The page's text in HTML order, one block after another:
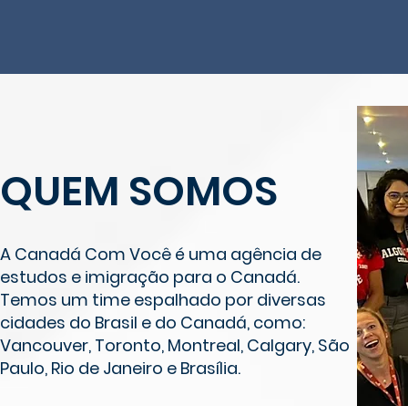
QUEM SOMOS
A Canadá Com Você é uma agência de
estudos e imigração para o Canadá.
Temos um time espalhado por diversas
cidades do Brasil e do Canadá, como:
Vancouver, Toronto, Montreal, Calgary, São
Paulo, Rio de Janeiro e Brasília.